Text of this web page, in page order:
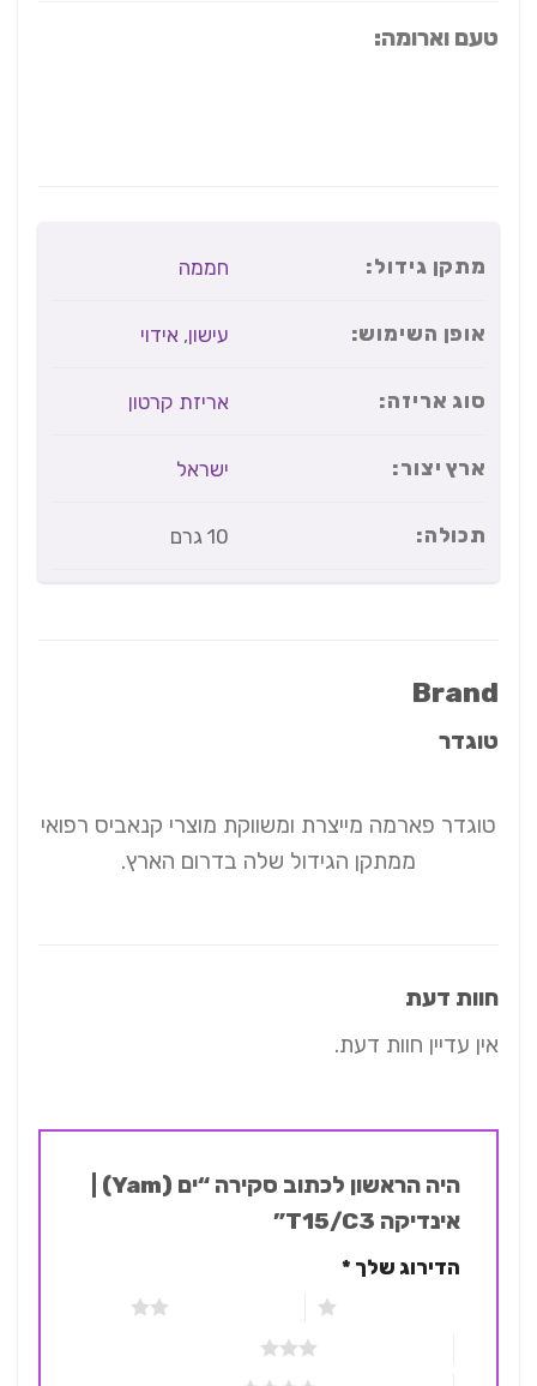
טעם וארומה:
מתקן גידול: חממה
אופן השימוש: עישון,אידוי
סוג אריזה: אריזת קרטון
ארץ יצור: ישראל
תכולה: 10 גרם
Brand
טוגדר
טוגדר פארמה מייצרת ומשווקת מוצרי קנאביס רפואי
ממתקן הגידול שלה בדרום הארץ.
חוות דעת
אין עדיין חוות דעת.
היה הראשון לכתוב סקירה “ים (Yam) |
אינדיקה T15/C3”
הדירוג שלך*
2 מתוך 5 כוכבים